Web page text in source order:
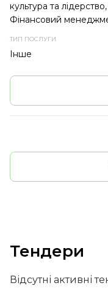
культура та
Фінансовий
Інше
Тендери
Відсутні активні